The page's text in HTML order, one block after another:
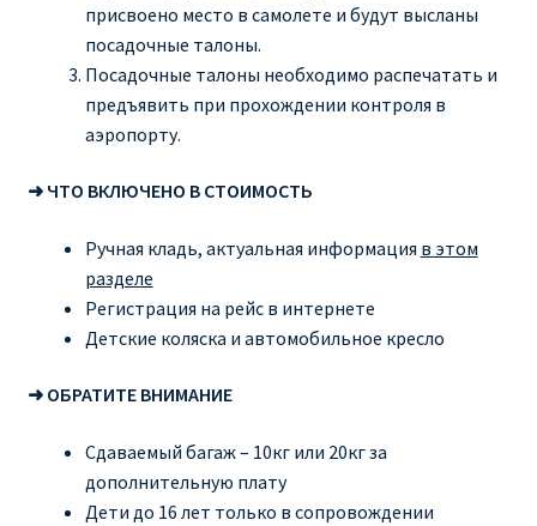
присвоено место в самолете и будут высланы
посадочные талоны.
Посадочные талоны необходимо распечатать и
предъявить при прохождении контроля в
аэропорту.
➜ ЧТО ВКЛЮЧЕНО В СТОИМОСТЬ
Ручная кладь, актуальная информация в этом
разделе
Регистрация на рейс в интернете
Детские коляска и автомобильное кресло
➜ ОБРАТИТЕ ВНИМАНИЕ
Сдаваемый багаж – 10кг или 20кг за
дополнительную плату
Дети до 16 лет только в сопровождении